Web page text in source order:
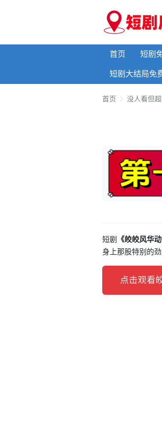
首页 短剧
短剧大结局免
首页 没人看但
短剧 《皎皎风华
身上那股特别的
点击观看